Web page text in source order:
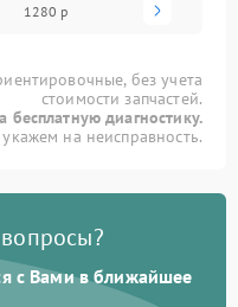
1280 р
без учета
стоимости запчастей.
бесплатную диагностику.
на неисправность.
с Вами в ближайшее